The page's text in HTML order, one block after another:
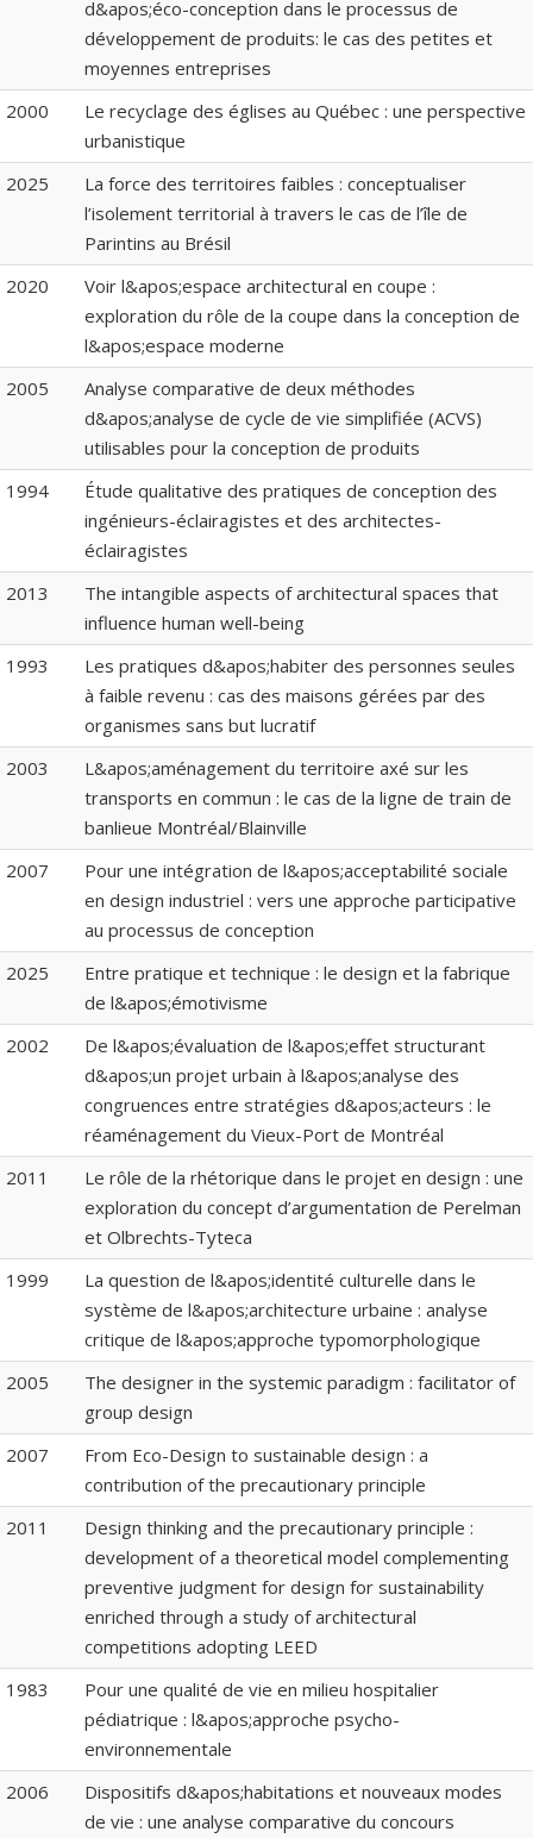
d&apos;éco-conception dans le processus de
développement de produits: le cas des petites et
moyennes entreprises
2000
Le recyclage des églises au Québec : une perspective
urbanistique
2025
La force des territoires faibles : conceptualiser
l’isolement territorial à travers le cas de l’île de
Parintins au Brésil
2020
Voir l&apos;espace architectural en coupe :
exploration du rôle de la coupe dans la conception de
l&apos;espace moderne
2005
Analyse comparative de deux méthodes
d&apos;analyse de cycle de vie simplifiée (ACVS)
utilisables pour la conception de produits
1994
Étude qualitative des pratiques de conception des
ingénieurs-éclairagistes et des architectes-
éclairagistes
2013
The intangible aspects of architectural spaces that
influence human well-being
1993
Les pratiques d&apos;habiter des personnes seules
à faible revenu : cas des maisons gérées par des
organismes sans but lucratif
2003
L&apos;aménagement du territoire axé sur les
transports en commun : le cas de la ligne de train de
banlieue Montréal/Blainville
2007
Pour une intégration de l&apos;acceptabilité sociale
en design industriel : vers une approche participative
au processus de conception
2025
Entre pratique et technique : le design et la fabrique
de l&apos;émotivisme
2002
De l&apos;évaluation de l&apos;effet structurant
d&apos;un projet urbain à l&apos;analyse des
congruences entre stratégies d&apos;acteurs : le
réaménagement du Vieux-Port de Montréal
2011
Le rôle de la rhétorique dans le projet en design : une
exploration du concept d’argumentation de Perelman
et Olbrechts-Tyteca
1999
La question de l&apos;identité culturelle dans le
système de l&apos;architecture urbaine : analyse
critique de l&apos;approche typomorphologique
2005
The designer in the systemic paradigm : facilitator of
group design
2007
From Eco-Design to sustainable design : a
contribution of the precautionary principle
2011
Design thinking and the precautionary principle :
development of a theoretical model complementing
preventive judgment for design for sustainability
enriched through a study of architectural
competitions adopting LEED
1983
Pour une qualité de vie en milieu hospitalier
pédiatrique : l&apos;approche psycho-
environnementale
2006
Dispositifs d&apos;habitations et nouveaux modes
de vie : une analyse comparative du concours